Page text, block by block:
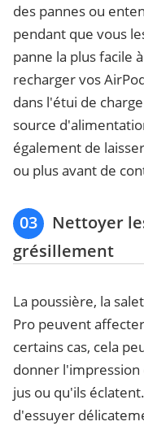
des pannes ou
pendant que vous
panne la plus facile
recharger vos
dans l'étui de
source
également de
ou plus avant de
03
Nettoyer
grésillement
La poussière, la
Pro peuvent
certains cas, cela
donner l'impression
jus ou qu'ils
d'essuyer